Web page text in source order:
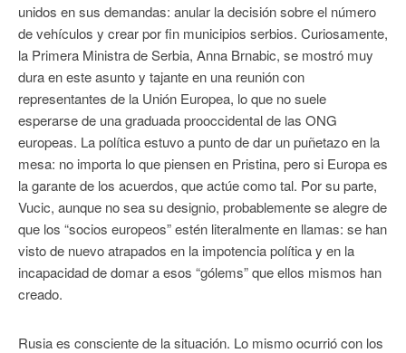
unidos en sus demandas: anular la decisión sobre el número
de vehículos y crear por fin municipios serbios. Curiosamente,
la Primera Ministra de Serbia, Anna Brnabic, se mostró muy
dura en este asunto y tajante en una reunión con
representantes de la Unión Europea, lo que no suele
esperarse de una graduada prooccidental de las ONG
europeas. La política estuvo a punto de dar un puñetazo en la
mesa: no importa lo que piensen en Pristina, pero si Europa es
la garante de los acuerdos, que actúe como tal. Por su parte,
Vucic, aunque no sea su designio, probablemente se alegre de
que los “socios europeos” estén literalmente en llamas: se han
visto de nuevo atrapados en la impotencia política y en la
incapacidad de domar a esos “gólems” que ellos mismos han
creado.
Rusia es consciente de la situación. Lo mismo ocurrió con los